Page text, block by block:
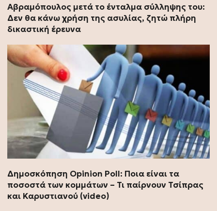
Αβραμόπουλος μετά το ένταλμα σύλληψης του:
Δεν θα κάνω χρήση της ασυλίας, ζητώ πλήρη
δικαστική έρευνα
Δημοσκόπηση Opinion Poll: Ποια είναι τα
ποσοστά των κομμάτων – Τι παίρνουν Τσίπρας
και Καρυστιανού (video)